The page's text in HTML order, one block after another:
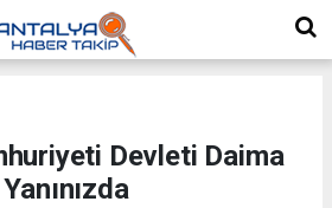
Devleti Daima
Yanınızda